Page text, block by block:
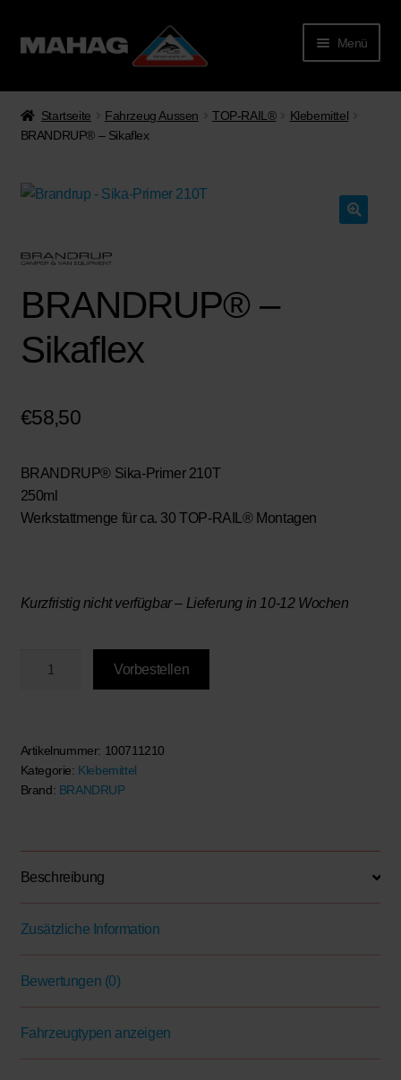
Menü
Startseite Fahrzeug Aussen TOP-RAIL®
Klebemittel
BRANDRUP® – Sikaflex
BRANDRUP® –
Sikaflex
€58,50
BRANDRUP® Sika-Primer 210T
250ml
Werkstattmenge für ca. 30 TOP-RAIL® Montagen
Kurzfristig nicht verfügbar – Lieferung in 10-12 Wochen
Vorbestellen
Artikelnummer: 100711210
Kategorie: Klebemittel
Brand: BRANDRUP
Beschreibung
Zusätzliche Information
Bewertungen (0)
Fahrzeugtypen anzeigen